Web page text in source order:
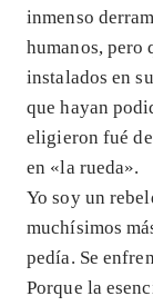
inmenso
humanos, pero
instalados en
que hayan
eligieron fué
en «la rueda».
Yo soy un
muchísimos
pedía. Se
Porque la